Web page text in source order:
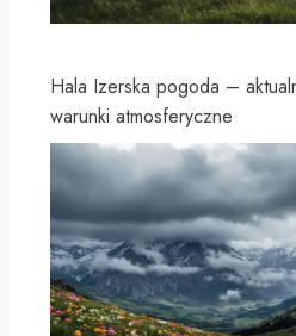
Hala Izerska pogoda –
warunki atmosferyczne